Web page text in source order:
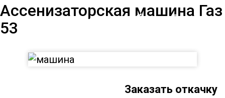
Ассенизаторская машина Газ
53
машина на базе Газ
Заказать откачку